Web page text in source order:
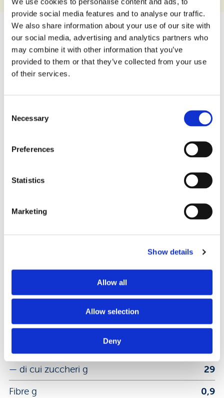
provide social media features and to analyse our traffic.
We also share information about your use of our site with
our social media, advertising and analytics partners who
may combine it with other information that you’ve
provided to them or that they’ve collected from your use
of their services.
Selection
Necessary
Preferences
Statistics
Marketing
Show details
Allow all
Allow selection
Deny
Confezione: 140 g
SCARICA LA SCHEDA PRODOTTO
Dichiarazione
nutrizionale
Per 100 g
1652
Grassi g
18
— di cui acidi grassi saturi g
2,7
— di cui zuccheri g
29
Fibre g
0,9